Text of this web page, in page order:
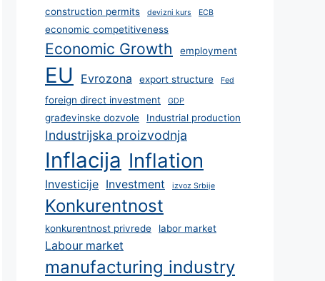
construction permits devizni kurs ECB
economic competitiveness
Economic Growth employment
EU Evrozona export structure Fed
foreign direct investment GDP
građevinske dozvole Industrial production
Industrijska proizvodnja
Inflacija Inflation
Investicije Investment izvoz Srbije
Konkurentnost
konkurentnost privrede labor market
Labour market
manufacturing industry